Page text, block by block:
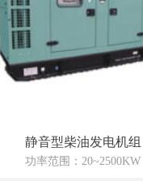
静音型柴油发电机组
功率范围：20~2500KW